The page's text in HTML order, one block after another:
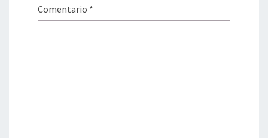
Comentario *